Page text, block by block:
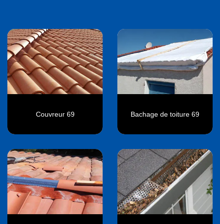
Couvreur 69 Bachage de toiture 69